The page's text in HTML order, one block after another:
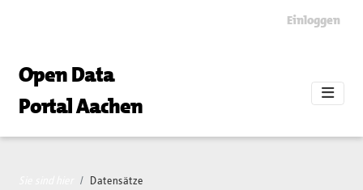
Einloggen
Open Data
Portal Aachen
Datensätze